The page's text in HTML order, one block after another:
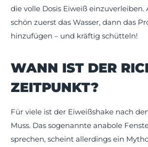
die volle Dosis Eiweiß einzuverleiben.
schön zuerst das Wasser, dann das
hinzufügen – und kräftig schütteln!
WANN IST DER
ZEITPUNKT?
Für viele ist der Eiweißshake nach
Muss. Das sogenannte anabole
sprechen, scheint allerdings ein